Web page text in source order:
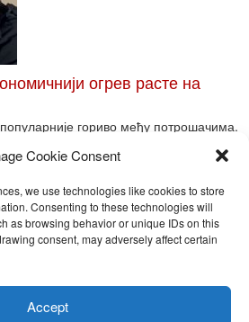
Cookie Consent
we use technologies like cookies to store
Consenting to these technologies will
as browsing behavior or unique IDs on this
consent, may adversely affect certain
Accept
огрев расте на
гориво међу потрошачима.
Toggle
Press d.o.o.
zaštićena intelektualna svojina